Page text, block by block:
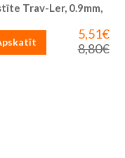
Trav-Ler, 0.9mm,
Īpaša
cena
5,51€
Parastā
cena
8,80€